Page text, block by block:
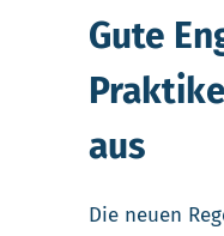
Gute
aus
Die neuen